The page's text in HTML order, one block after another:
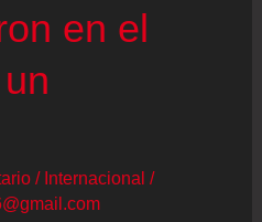
en el
/ Internacional /